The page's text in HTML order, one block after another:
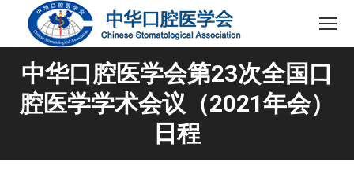
中华口腔医学会第23次全国口
腔医学学术会议（2021年会）
日程